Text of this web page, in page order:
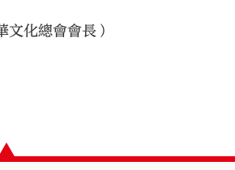
文化總會會長）